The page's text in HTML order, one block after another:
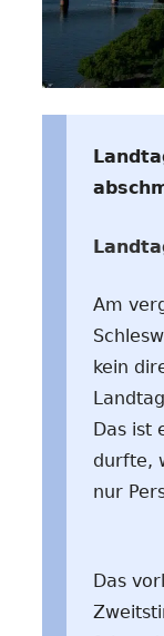
Am
kein
Das ist
durfte,
nur
Das